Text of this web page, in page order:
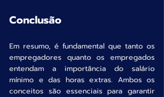
Conclusão
Em resumo, é fundamental que tanto os
empregadores quanto os empregados
entendam a importância do salário
mínimo e das horas extras. Ambos os
conceitos são essenciais para garantir